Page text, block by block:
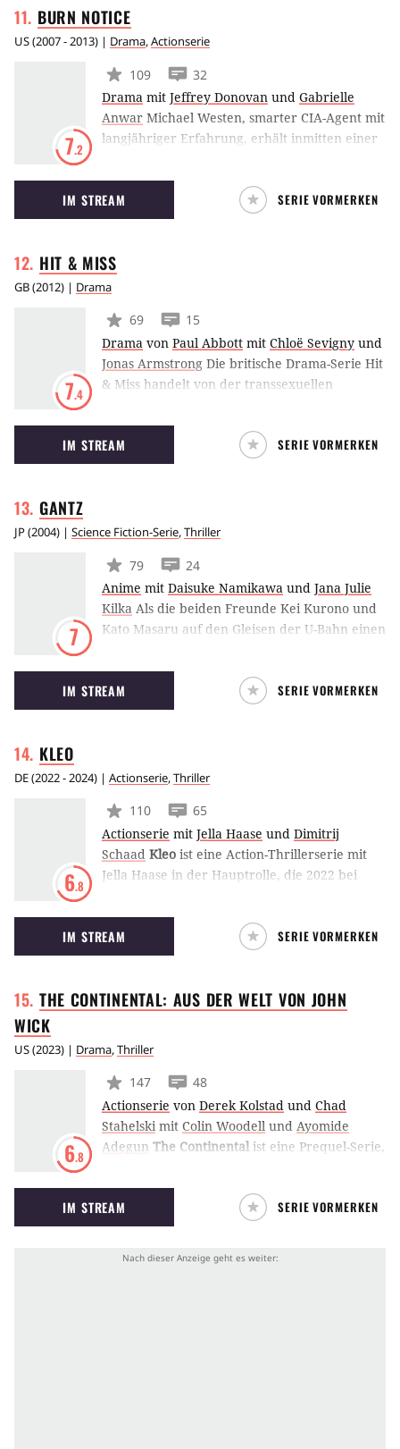
BURN NOTICE
US(2007 - 2013) | Drama,Actionserie
7.2
109
32
Drama mit Jeffrey Donovan und Gabrielle
Anwar Michael Westen, smarter CIA-Agent mit
langjähriger Erfahrung, erhält inmitten einer
Agenten-Art. Von einer Minute auf die nächste
ist er komplett auf sich alleine gestellt.
Zurückgekehrt in seine Heimat Miami hat
Burn Notice ausgestellt und ihn auf die
Schwarze Liste gesetzt hat.
IM STREAM SERIE VORMERKEN
HIT & MISS
GB(2012) | Drama
7.4
69
15
Drama von Paul Abbott mit Chloë Sevigny und
Jonas Armstrong Die britische Drama-Serie Hit
& Miss handelt von der transsexuellen
ihrer todkranken Ex-Freundin erfährt, dass sie
vor Jahren, als sie noch ein Mann war, ein
Kind gezeugt haben soll. Nun muss Mia ihren
IM STREAM SERIE VORMERKEN
GANTZ
JP(2004) | Science Fiction-Serie,Thriller
7
79
24
Anime mit Daisuke Namikawa und Jana Julie
Kilka Als die beiden Freunde Kei Kurono und
Kato Masaru auf den Gleisen der U-Bahn einen
seiner Lage befreien. Bei diesem Versuch
werden sie jedoch von einem Zug erfasst und
getötet. Aber sind sie wirklich tot?
IM STREAM SERIE VORMERKEN
KLEO
DE(2022 - 2024) | Actionserie,Thriller
6.8
110
65
Actionserie mit Jella Haase und Dimitrij
Schaad Kleo ist eine Action-Thrillerserie mit
Jella Haase in der Hauptrolle, die 2022 bei
ehemalige Top-Spionin der DDR nach dem
Mauerfall auf einen Rachefeldzug, während
ein Westberliner Polizist Jagd auf sie macht.
IM STREAM SERIE VORMERKEN
THE CONTINENTAL: AUS DER WELT VON JOHN
WICK
US(2023) | Drama,Thriller
6.8
147
48
Actionserie von Derek Kolstad und Chad
Stahelski mit Colin Woodell und Ayomide
Adegun The Continental ist eine Prequel-Serie,
basiert. Die dreiteilige Serie fokussiert sich auf
die Vorgeschichte von Winston Scott, der im
New York des Jahres 1975 das ikonische
IM STREAM SERIE VORMERKEN